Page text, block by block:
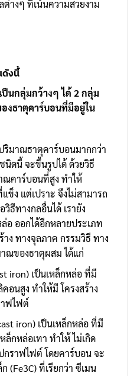
ต่างๆ ที่เน้นความสวยงาม
ดังนี้
ป็นกลุ่มกว้างๆ ได้ 2 กลุ่ม
งธาตุคาร์บอนที่มีอยู่ใน
ริมาณธาตุคาร์บอนมากกว่า
นิดนี้ จะขึ้นรูปได้ ด้วยวิธี
ณคาร์บอนที่สูง ทำให้
ง แต่เปราะ จึงไม่สามารถ
ธีทางกลอื่นได้ เรายัง
อ ออกได้อีกหลายประเภท
ง ทางจุลภาค กรรมวิธี ทาง
ณของธาตุผสม ได้แก่
iron) เป็นเหล็กหล่อ ที่มี
นสูง ทำให้มี โครงสร้าง
ฟไฟต์
iron) เป็นเหล็กหล่อ ที่มี
กหล่อเทา ทำให้ ไม่เกิด
กราฟไฟต์ โดยคาร์บอน จะ
(Fe3C) ที่เรียกว่า ซีเมน